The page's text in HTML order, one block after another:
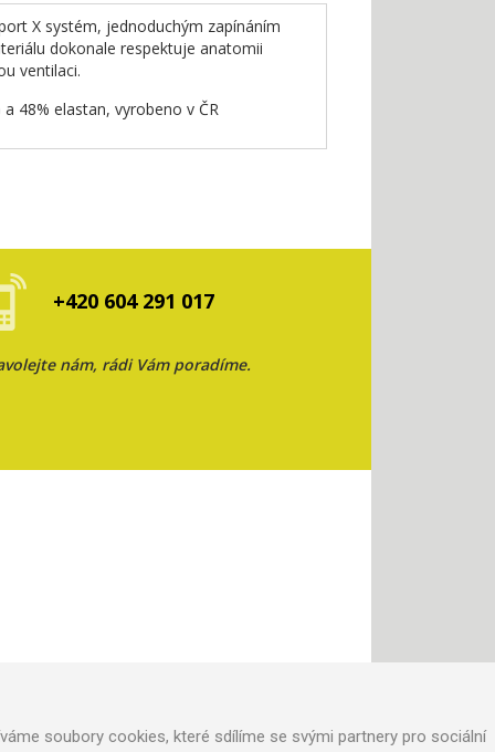
X systém, jednoduchým zapínáním
dokonale respektuje anatomii
ventilaci.
48% elastan, vyrobeno v ČR
+420 604 291 017
nám, rádi Vám poradíme.
soubory cookies, které sdílíme se svými partnery pro sociální